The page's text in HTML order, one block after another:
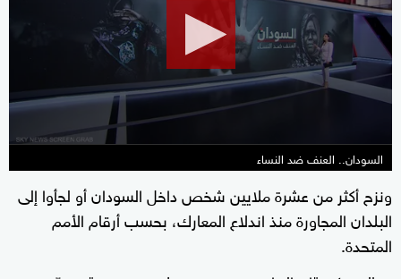
السودان.. العنف ضد النساء
ونزح أكثر من عشرة ملايين شخص داخل السودان أو لجأوا إلى
البلدان المجاورة منذ اندلاع المعارك، بحسب أرقام الأمم
المتحدة.